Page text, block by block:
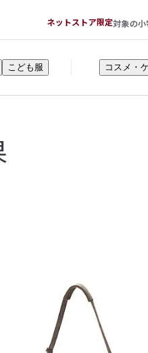
ネットストア限定対象の
こども服 コスメ・